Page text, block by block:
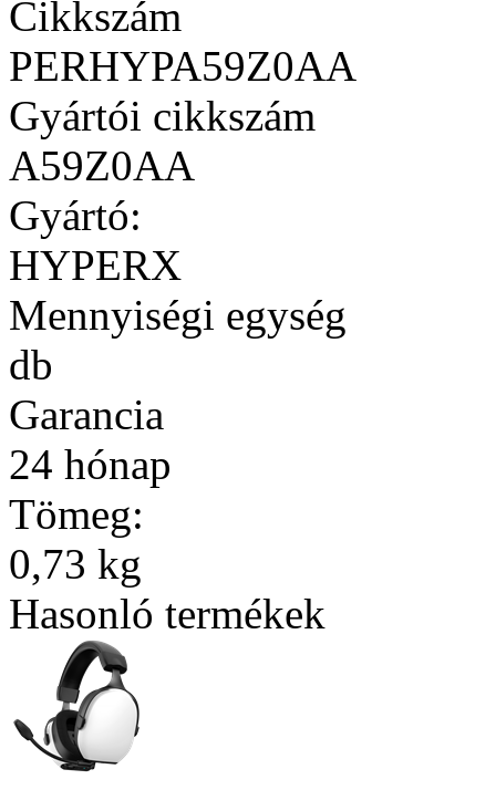
Cikkszám
PERHYPA59Z0AA
Gyártói cikkszám
A59Z0AA
Gyártó:
HYPERX
Mennyiségi egység
db
Garancia
24 hónap
Tömeg:
0,73 kg
Hasonló termékek